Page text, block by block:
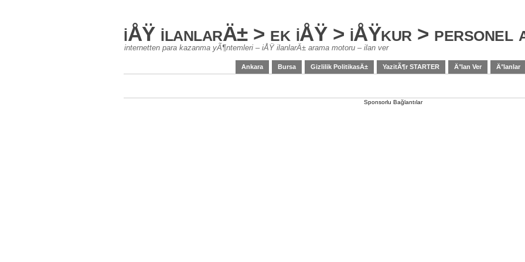
iÅŸ ilanlarÄ± > ek iÅŸ > iÅŸkur > personel
internetten para kazanma yÃ¶ntemleri – iÅŸ ilanlarÄ± arama motoru – ilan ver
Ankara Bursa Gizlilik PolitikasÄ± YazitÃ¶r STARTER Ä°lan Ver Ä°lanlar
Sponsorlu Bağlantılar